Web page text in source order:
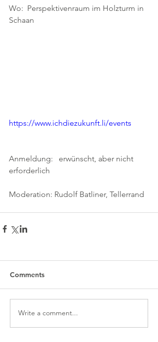
Wo:  Perspektivenraum im Holzturm in
Schaan
https://www.ichdiezukunft.li/events
Anmeldung:   erwünscht, aber nicht
erforderlich
Moderation: Rudolf Batliner, Tellerrand
Comments
Write a comment...